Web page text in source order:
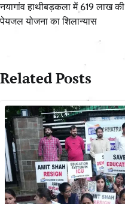
नयागांव हाथीबड़कला में 619 लाख की
पेयजल योजना का शिलान्यास
Related Posts